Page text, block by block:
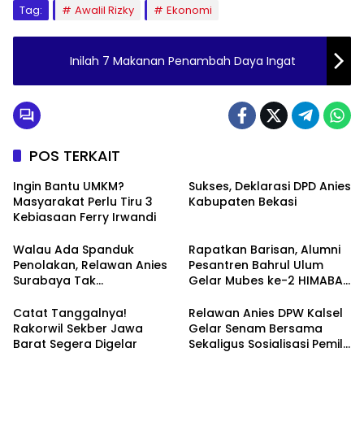
Tag: Awalil Rizky Ekonomi
Inilah 7 Makanan Penambah Daya Ingat
POS TERKAIT
Ingin Bantu UMKM?
Masyarakat Perlu Tiru 3
Kebiasaan Ferry Irwandi
Sukses, Deklarasi DPD Anies
Kabupaten Bekasi
Walau Ada Spanduk
Penolakan, Relawan Anies
Surabaya Tak
Rapatkan Barisan, Alumni
Pesantren Bahrul Ulum
Gelar Mubes ke-2 HIMABAS
Semarang
Catat Tanggalnya!
Rakorwil Sekber Jawa
Barat Segera Digelar
Relawan Anies DPW Kalsel
Gelar Senam Bersama
Sekaligus Sosialisasi Pemilu